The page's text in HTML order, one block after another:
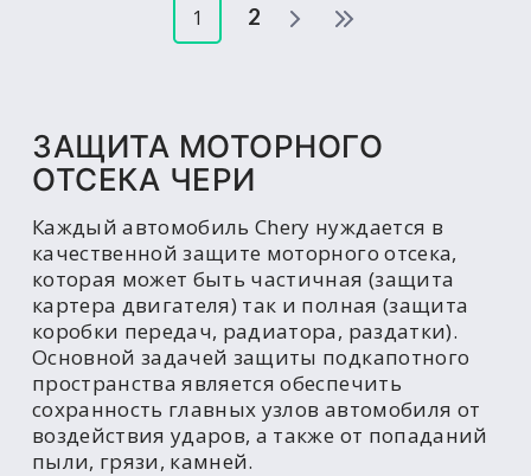
1 2
ЗАЩИТА МОТОРНОГО
ОТСЕКА ЧЕРИ
Каждый автомобиль Chery нуждается в
качественной защите моторного отсека,
которая может быть частичная (защита
картера двигателя) так и полная (защита
коробки передач, радиатора, раздатки).
Основной задачей защиты подкапотного
пространства является обеспечить
сохранность главных узлов автомобиля от
воздействия ударов, а также от попаданий
пыли, грязи, камней.